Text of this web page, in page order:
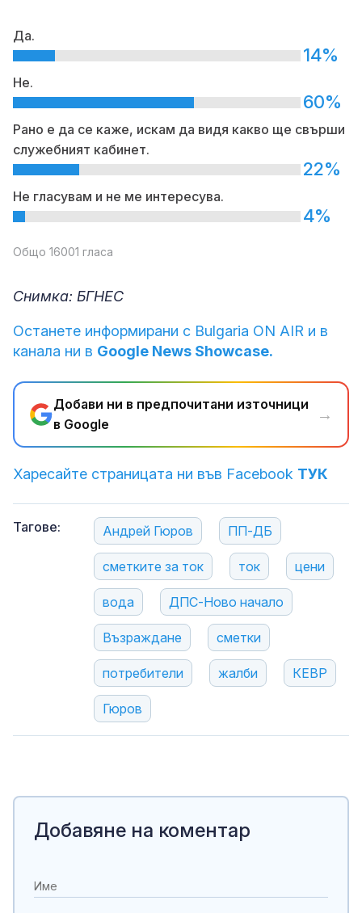
Да.
14%
Не.
60%
Рано е да се каже, искам да видя какво ще свърши
служебният кабинет.
22%
Не гласувам и не ме интересува.
4%
Общо 16001 гласа
Снимка: БГНЕС
Останете информирани с Bulgaria ON AIR и в
канала ни в Google News Showcase.
Добави ни в предпочитани източници
в Google
→
Харесайте страницата ни във Facebook ТУК
Тагове: Андрей Гюров ПП-ДБ
сметките за ток ток цени
вода ДПС-Ново начало
Възраждане сметки
потребители жалби КЕВР
Гюров
Добавяне на коментар